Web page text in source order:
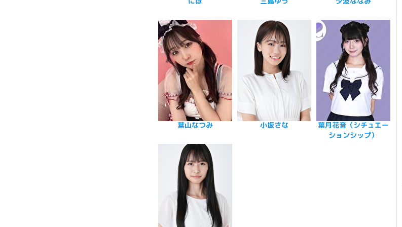
葉山なつみ 小坂さな
葉月花音（シチュエー
ションシップ）